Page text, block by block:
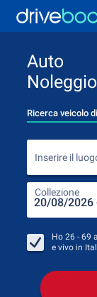
Auto
Ricerca veicolo
Inserire il
Collezione
Ho 26 - 69
e vivo in